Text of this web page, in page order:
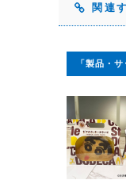
関連
「製品・